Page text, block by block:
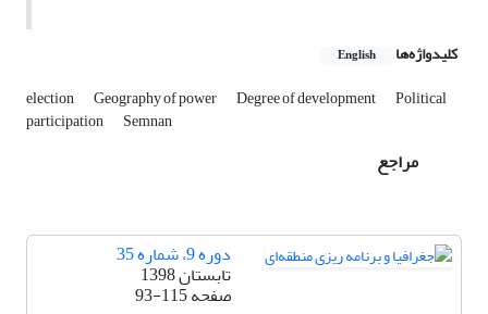
کلیدواژه‌ها English
election Geography of power Degree of development Political
participation Semnan
مراجع
دوره 9، شماره 35
تابستان 1398
صفحه93-115